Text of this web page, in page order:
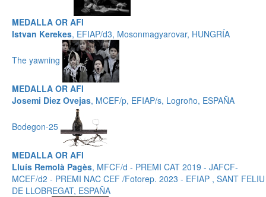
MEDALLA OR AFI
Istvan Kerekes, EFIAP/d3, Mosonmagyarovar, HUNGRÍA
The yawning
MEDALLA OR AFI
Josemi Diez Ovejas, MCEF/p, EFIAP/s, Logroño, ESPAÑA
Bodegon-25
MEDALLA OR AFI
Lluís Remolà Pagès, MFCF/d - PREMI CAT 2019 - JAFCF-
MCEF/d2 - PREMI NAC CEF /Fotorep. 2023 - EFIAP , SANT FELIU
DE LLOBREGAT, ESPAÑA